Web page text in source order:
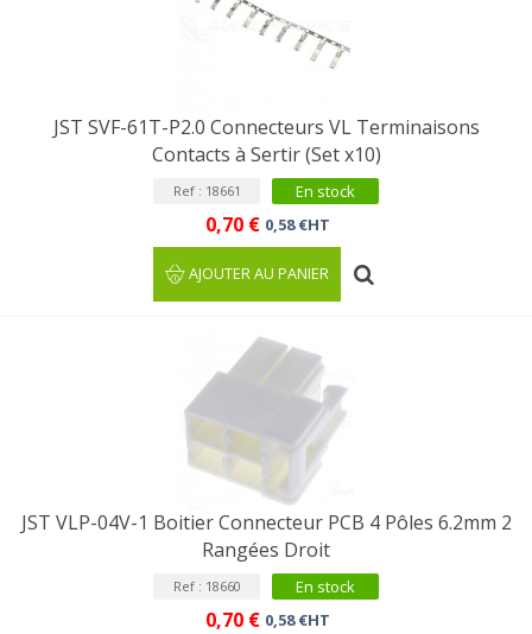
JST SVF-61T-P2.0 Connecteurs VL Terminaisons
Contacts à Sertir (Set x10)
Ref : 18661 En stock
0,70 € 0,58 €HT
AJOUTER AU PANIER
JST VLP-04V-1 Boitier Connecteur PCB 4 Pôles 6.2mm 2
Rangées Droit
Ref : 18660 En stock
0,70 € 0,58 €HT